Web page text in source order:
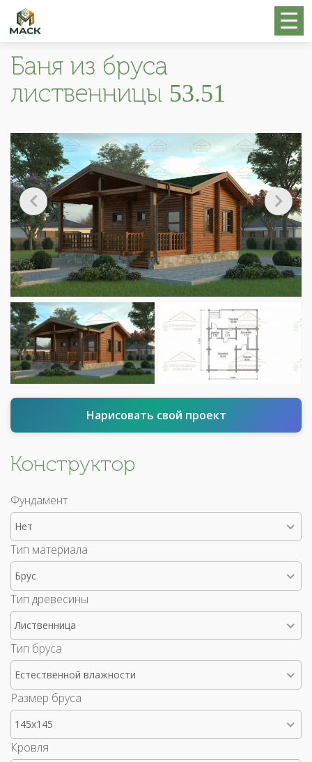
Баня из бруса
лиственницы 53.51
Нарисовать свой проект
Конструктор
Фундамент
Нет
Тип материала
Брус
Тип древесины
Лиственница
Тип бруса
Естественной влажности
Размер бруса
145x145
Кровля